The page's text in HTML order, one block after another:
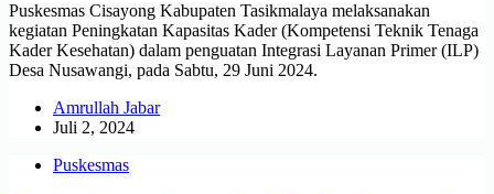
Puskesmas Cisayong Kabupaten Tasikmalaya melaksanakan
kegiatan Peningkatan Kapasitas Kader (Kompetensi Teknik Tenaga
Kader Kesehatan) dalam penguatan Integrasi Layanan Primer (ILP)
Desa Nusawangi, pada Sabtu, 29 Juni 2024.
Amrullah Jabar
Juli 2, 2024
Puskesmas